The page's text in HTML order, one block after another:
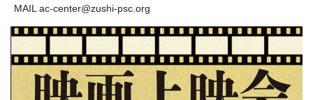
MAIL ac-center@zushi-psc.org